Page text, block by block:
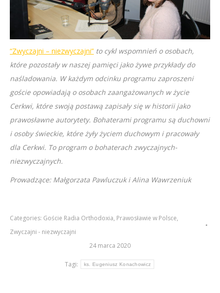
“Zwyczajni – niezwyczajni” to cykl wspomnień o osobach,
które pozostały w naszej pamięci jako żywe przykłady do
naśladowania. W każdym odcinku programu zaproszeni
goście opowiadają o osobach zaangażowanych w życie
Cerkwi, które swoją postawą zapisały się w historii jako
prawosławne autorytety. Bohaterami programu są duchowni
i osoby świeckie, które żyły życiem duchowym i pracowały
dla Cerkwi. To program o bohaterach zwyczajnych-
niezwyczajnych.
Prowadzące: Małgorzata Pawluczuk i Alina Wawrzeniuk
Categories: Goście Radia Orthodoxia, Prawosławie w Polsce,
Zwyczajni - niezwyczajni
24 marca 2020
Tagi: ks. Eugeniusz Konachowicz